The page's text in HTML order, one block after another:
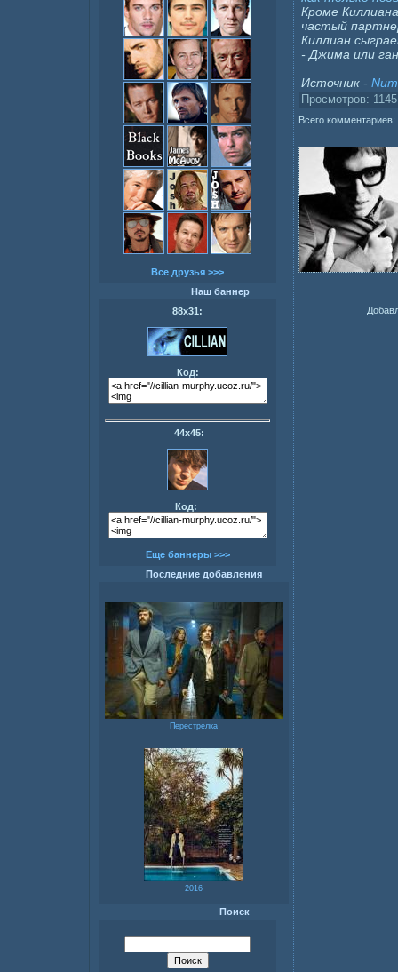
Все друзья >>>
Наш баннер
88х31:
Код:
44х45:
Код:
Еще баннеры >>>
Последние добавления
Перестрелка
2016
Поиск
Кроме
частый
Киллиан
- Джима или
Источник -
Просмотров:
Всего комментариев: